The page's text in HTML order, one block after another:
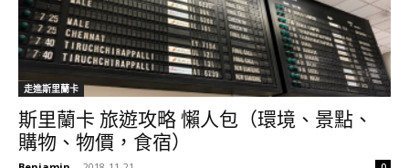
走進斯里蘭卡
斯里蘭卡 旅遊攻略 懶人包（環境、景點、
購物、物價，食宿）